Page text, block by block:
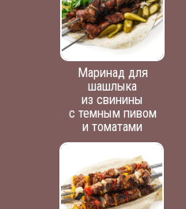
Маринад для
шашлыка
из свинины
с темным пивом
и томатами